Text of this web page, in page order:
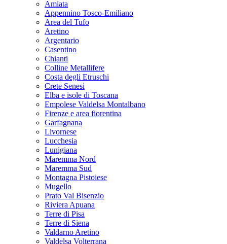
Amiata
Appennino Tosco-Emiliano
Area del Tufo
Aretino
Argentario
Casentino
Chianti
Colline Metallifere
Costa degli Etruschi
Crete Senesi
Elba e isole di Toscana
Empolese Valdelsa Montalbano
Firenze e area fiorentina
Garfagnana
Livornese
Lucchesia
Lunigiana
Maremma Nord
Maremma Sud
Montagna Pistoiese
Mugello
Prato Val Bisenzio
Riviera Apuana
Terre di Pisa
Terre di Siena
Valdarno Aretino
Valdelsa Volterrana